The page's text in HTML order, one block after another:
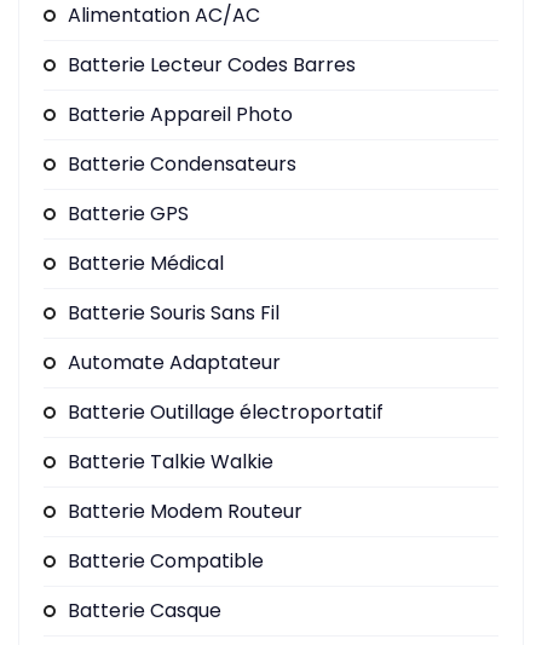
Alimentation AC/AC
Batterie Lecteur Codes Barres
Batterie Appareil Photo
Batterie Condensateurs
Batterie GPS
Batterie Médical
Batterie Souris Sans Fil
Automate Adaptateur
Batterie Outillage électroportatif
Batterie Talkie Walkie
Batterie Modem Routeur
Batterie Compatible
Batterie Casque